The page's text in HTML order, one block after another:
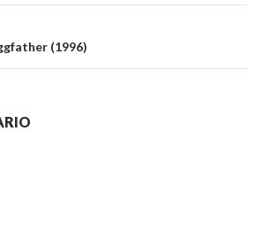
(1996)